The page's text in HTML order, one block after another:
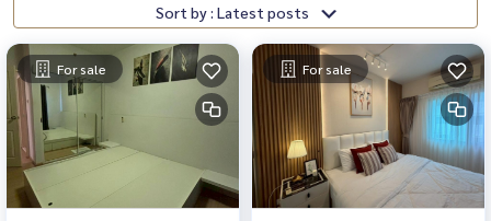
Sort by : Latest posts
For sale For sale